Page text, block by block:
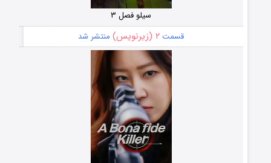
سیلو فصل ۳
قسمت ۲ (زیرنویس) منتشر شد